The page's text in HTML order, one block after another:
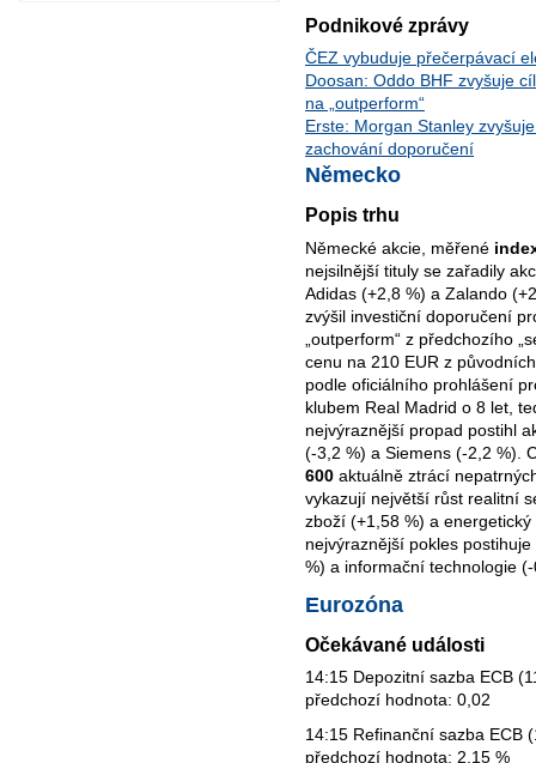
Podnikové zprávy
ČEZ vybuduje přečerpávací
Doosan: Oddo BHF zvyšuje
na „outperform“
Erste: Morgan Stanley
zachování doporučení
Německo
Popis trhu
Německé akcie, měřené
nejsilnější tituly se zařadily
Adidas (+2,8 %) a Zalando
zvýšil investiční doporučení
„outperform“ z předchozího
cenu na 210 EUR z
podle oficiálního prohlášení
klubem Real Madrid o 8 let,
nejvýraznější propad postihl
(-3,2 %) a Siemens (-2,2 %).
600 aktuálně ztrácí
vykazují největší růst realitní
zboží (+1,58 %) a
nejvýraznější pokles
%) a informační technologie
Eurozóna
Očekávané události
14:15 Depozitní sazba ECB
předchozí hodnota: 0,02
14:15 Refinanční sazba ECB
předchozí hodnota: 2,15 %